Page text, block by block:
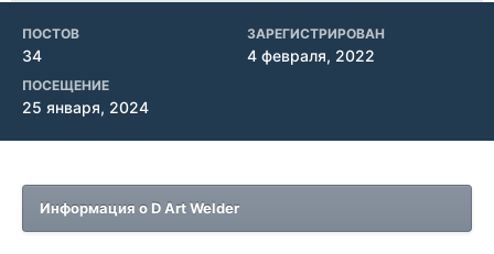
ПОСТОВ
34
ЗАРЕГИСТРИРОВАН
4 февраля, 2022
ПОСЕЩЕНИЕ
25 января, 2024
Информация о D Art Welder